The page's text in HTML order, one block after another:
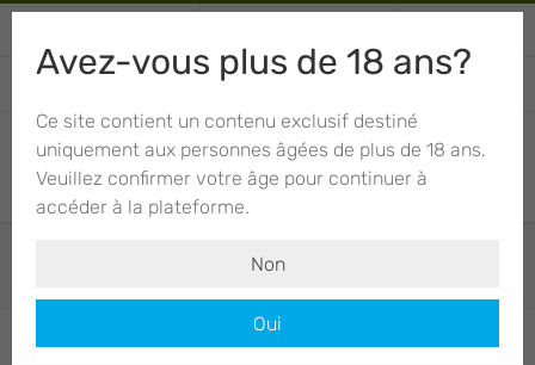
Skip
contentAvez-vous plus de 18 ans?
Ce site contient un contenu exclusif destiné
uniquement aux personnes âgées de plus de 18 ans.
Veuillez confirmer votre âge pour continuer à
accéder à la plateforme.
Non
Oui